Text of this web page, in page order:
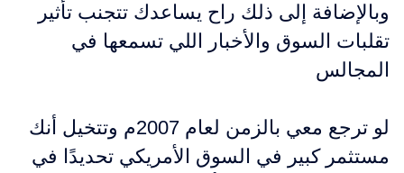
وبالإضافة إلى ذلك راح يساعدك تتجنب تأثير
تقلبات السوق والأخبار اللي تسمعها في
المجالس
لو ترجع معي بالزمن لعام 2007م وتتخيل أنك
مستثمر كبير في السوق الأمريكي تحديدًا في